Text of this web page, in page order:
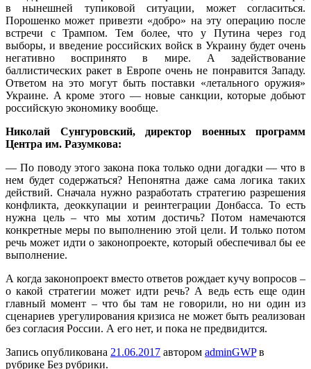
в нынешней тупиковой ситуации, может согласиться.
Порошенко может привезти «добро» на эту операцию после
встречи с Трампом. Тем более, что у Путина через год
выборы, и введение российских войск в Украину будет очень
негативно воспринято в мире. А задействование
баллистических ракет в Европе очень не понравится Западу.
Ответом на это могут быть поставки «летального оружия»
Украине. А кроме этого — новые санкции, которые добьют
российскую экономику вообще.
Николай Сунгуровский, директор военных программ
Центра им. Разумкова:
— По поводу этого закона пока только одни догадки — что в
нем будет содержаться? Непонятна даже сама логика таких
действий. Сначала нужно разработать стратегию разрешения
конфликта, деоккупации и реинтеграции Донбасса. То есть
нужна цель – что мы хотим достичь? Потом намечаются
конкретные меры по выполнению этой цели. И только потом
речь может идти о законопроекте, который обеспечивал бы ее
выполнение.
А когда законопроект вместо ответов рождает кучу вопросов –
о какой стратегии может идти речь? А ведь есть еще один
главный момент – что бы там не говорили, но ни один из
сценариев урегулирования кризиса не может быть реализован
без согласия России. А его нет, и пока не предвидится.
Запись опубликована 21.06.2017 автором adminGWPв
рубрике Без рубрики.